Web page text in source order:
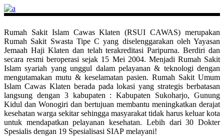
Rumah Sakit Islam Cawas Klaten (RSUI CAWAS) merupakan
Rumah Sakit Swasta Tipe C yang diselenggarakan oleh Yayasan
Jemaah Haji Klaten dan telah terakreditasi Paripurna. Berdiri dan
secara resmi beroperasi sejak 15 Mei 2004. Menjadi Rumah Sakit
Islam syariah yang unggul dalam pelayanan & teknologi dengan
mengutamakan mutu & keselamatan pasien. Rumah Sakit Umum
Islam Cawas Klaten berada pada lokasi yang strategis berbatasan
langsung dengan 3 kabupaten : Kabupaten Sukoharjo, Gunung
Kidul dan Wonogiri dan bertujuan membantu meningkatkan derajat
kesehatan warga sekitar sehingga masyarakat tidak harus keluar kota
untuk mendapatkan pelayanan kesehatan. Lebih dari 30 Dokter
Spesialis dengan 19 Spesialisasi SIAP melayani!